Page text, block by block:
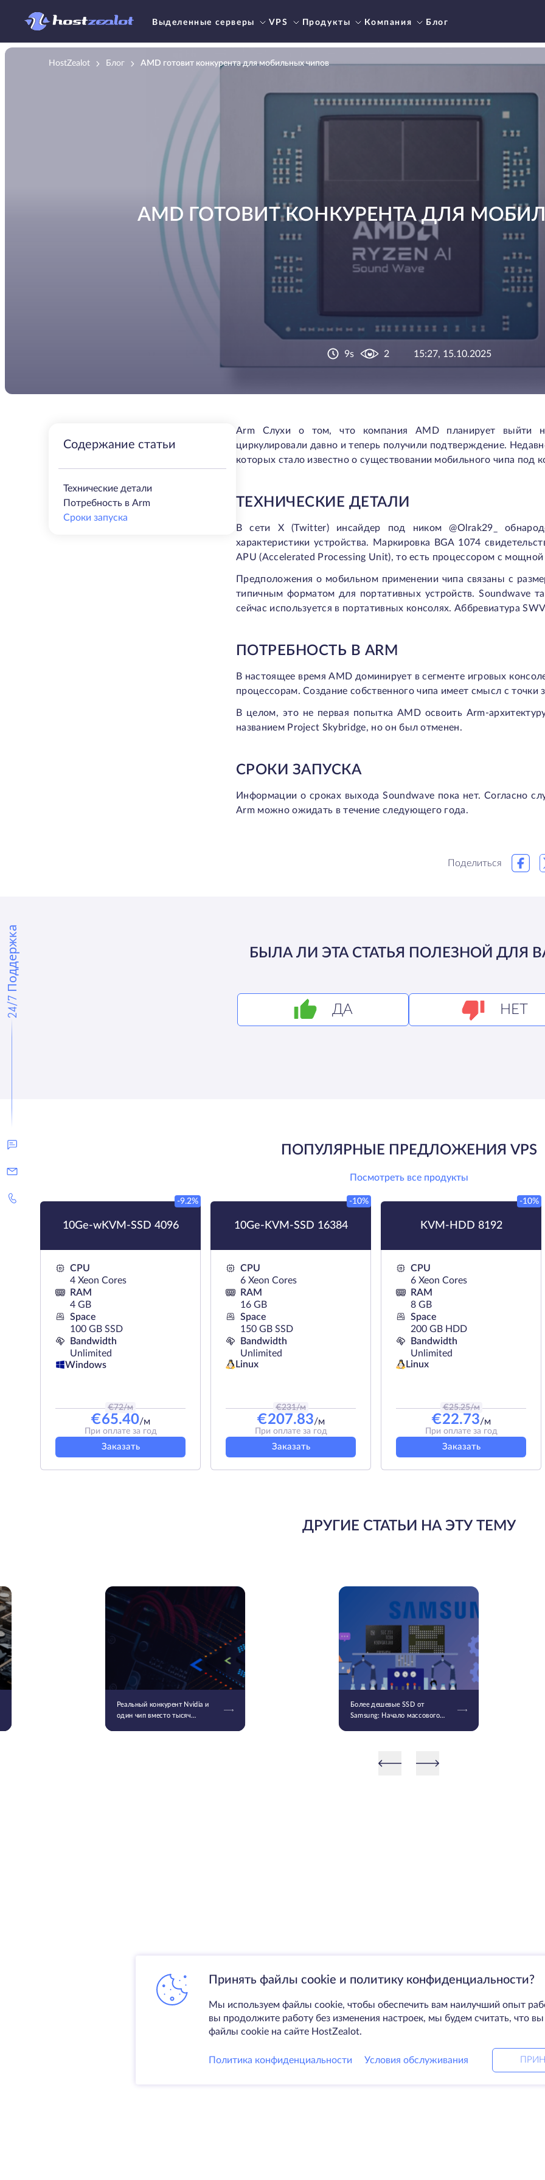
Выделенные серверы VPS Продукты Компания Блог
24/7 Поддержка
HostZealot Блог AMD готовит конкурента для мобильных чипов
AMD ГОТОВИТ КОНКУРЕНТА ДЛЯ
9s 2 15:27, 15.10.2025
Содержание статьи
Технические детали
Потребность в Arm
Сроки запуска
Arm Слухи о том, что компания AMD планирует выйти
циркулировали давно и теперь получили подтверждение.
которых стало известно о существовании мобильного чипа под
ТЕХНИЧЕСКИЕ ДЕТАЛИ
В сети X (Twitter) инсайдер под ником @Olrak29_
характеристики устройства. Маркировка BGA 1074
APU (Accelerated Processing Unit), то есть процессором с
Предположения о мобильном применении чипа связаны с
типичным форматом для портативных устройств. Soundwave
сейчас используется в портативных консолях. Аббревиатура
ПОТРЕБНОСТЬ В ARM
В настоящее время AMD доминирует в сегменте игровых
процессорам. Создание собственного чипа имеет смысл с
В целом, это не первая попытка AMD освоить Arm-
названием Project Skybridge, но он был отменен.
СРОКИ ЗАПУСКА
Информации о сроках выхода Soundwave пока нет. Согласно
Arm можно ожидать в течение следующего года.
Поделиться
БЫЛА ЛИ ЭТА СТАТЬЯ ПОЛЕЗНОЙ ДЛЯ
ДА НЕТ
ПОПУЛЯРНЫЕ ПРЕДЛОЖЕНИЯ VPS
Посмотреть все продукты
10Ge-wKVM-SSD 4096
-9.2%
CPU
4 Xeon Cores
RAM
4 GB
Space
100 GB SSD
Bandwidth
Unlimited
Windows
€72/м
€65.40/м
При оплате за год
Заказать
10Ge-KVM-SSD 16384
-10%
CPU
6 Xeon Cores
RAM
16 GB
Space
150 GB SSD
Bandwidth
Unlimited
Linux
€231/м
€207.83/м
При оплате за год
Заказать
KVM-HDD 8192
-10%
CPU
6 Xeon Cores
RAM
8 GB
Space
200 GB HDD
Bandwidth
Unlimited
Linux
€25.25/м
€22.73/м
При оплате за год
Заказать
ДРУГИЕ СТАТЬИ НА ЭТУ ТЕМУ
Реальный конкурент Nvidia и
один чип вместо тысяч
Более дешевые SSD от
Samsung: Начало массового
Принять файлы cookie и политику конфиденциальности?
Мы используем файлы cookie, чтобы обеспечить вам наилучший опыт
вы продолжите работу без изменения настроек, мы будем считать, что вы
файлы cookie на сайте HostZealot.
Политика конфиденциальности Условия обслуживания